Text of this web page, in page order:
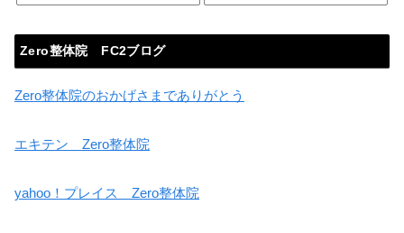
Zero整体院 FC2ブログ
Zero整体院のおかげさまでありがとう
エキテン Zero整体院
yahoo！プレイス Zero整体院